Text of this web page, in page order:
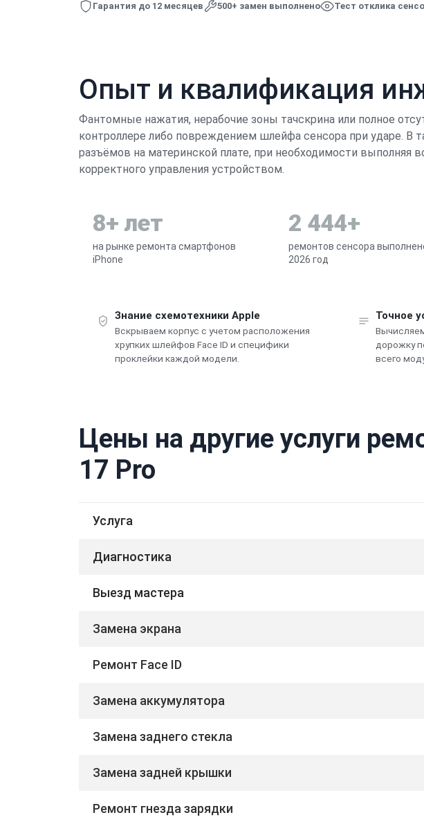
Гарантия до 12 месяцев 500+ замен выполнено Тест отклика
Опыт и квалификация
Фантомные нажатия, нерабочие зоны тачскрина или полное
контроллере либо повреждением шлейфа сенсора при ударе. В
разъёмов на материнской плате, при необходимости выполняя
корректного управления устройством.
8+ лет
на рынке ремонта смартфонов
iPhone
2 444+
ремонтов сенсора
2026 год
Знание схемотехники Apple
Вскрываем корпус с учетом расположения
хрупких шлейфов Face ID и специфики
проклейки каждой модели.
Точное
дорожку
всего
Цены на другие услуги
17 Pro
Услуга
Диагностика
Выезд мастера
Замена экрана
Ремонт Face ID
Замена аккумулятора
Замена заднего стекла
Замена задней крышки
Ремонт гнезда зарядки